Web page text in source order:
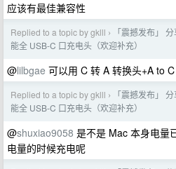
应该有最佳兼容性
Replied to a topic by gklll ›
「震撼发布」
能全 USB-C 口充电头（欢迎补充）
@lilbgae 可以用 C 转 A 转换头+A to
Replied to a topic by gklll ›
「震撼发布」
能全 USB-C 口充电头（欢迎补充）
@shuxiao9058 是不是 Mac 本身电量
电量的时候充电呢